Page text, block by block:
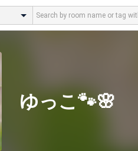
ゆっこ🐾🌸